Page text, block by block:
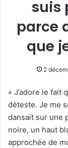
suis
parce
que
2
« J’adore le fait
déteste. Je me
dansait sur une
noire, un haut
approchée de